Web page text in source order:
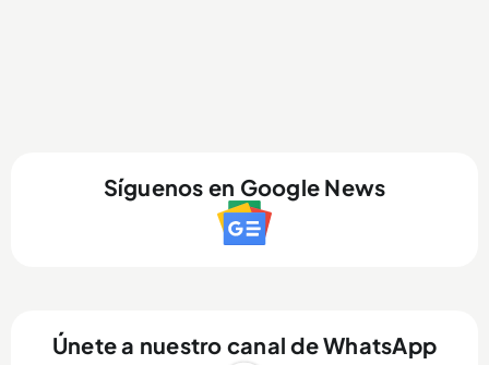
Síguenos en Google News
Únete a nuestro canal de WhatsApp